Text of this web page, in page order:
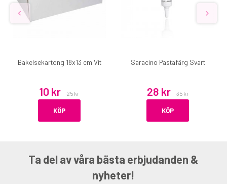
Bakelsekartong 18x13 cm Vit
10 kr 25 kr
KÖP
Saracino Pastafärg Svart
28 kr 35 kr
KÖP
Ta del av våra bästa erbjudanden &
nyheter!